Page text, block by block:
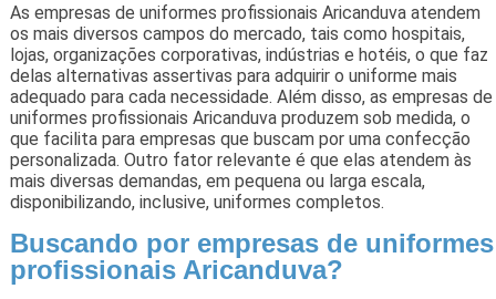
As empresas de uniformes profissionais Aricanduva atendem
os mais diversos campos do mercado, tais como hospitais,
lojas, organizações corporativas, indústrias e hotéis, o que faz
delas alternativas assertivas para adquirir o uniforme mais
adequado para cada necessidade. Além disso, as empresas de
uniformes profissionais Aricanduva produzem sob medida, o
que facilita para empresas que buscam por uma confecção
personalizada. Outro fator relevante é que elas atendem às
mais diversas demandas, em pequena ou larga escala,
disponibilizando, inclusive, uniformes completos.
Buscando por empresas de uniformes
profissionais Aricanduva?